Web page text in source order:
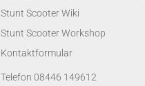
Stunt Scooter Wiki
Stunt Scooter Workshop
Kontaktformular
Telefon 08446 149612